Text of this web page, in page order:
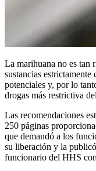
La marihuana no es tan riesgosa ni tan propensa al abuso como otras
sustancias
potenciales y, por lo
drogas más restrictiva
Las recomendaciones
250 páginas
que demandó a los
su liberación y la
funcionario del HHS